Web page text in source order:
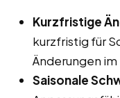
Kurzfristige
kurzfristig für
Änderungen
Saisonale